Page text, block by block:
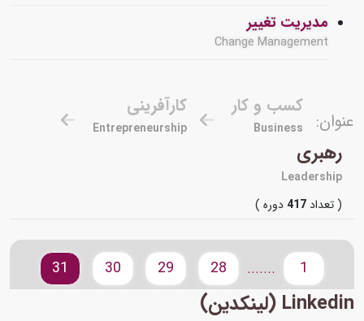
مدیریت تغییر
Change Management
عنوان:
کسب و کار
Business
کارآفرینی
Entrepreneurship
رهبری
Leadership
( تعداد417دوره )
.......
28
29
30
31
Linkedin (لینکدین)